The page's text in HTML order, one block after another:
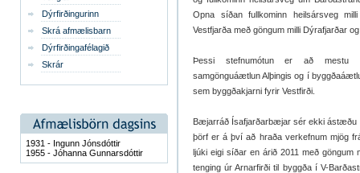
Dýrfirðingurinn
Skrá afmælisbarn
Dýrfirðingafélagið
Skrár
1931 - Ingunn Jónsdóttir
1955 - Jóhanna Gunnarsdóttir
Opna síðan fullkominn heilsársveg
Vestfjarða með göngum milli Dýrafjarðar
Þessi stefnumótun er að mestu
samgönguáætlun Alþingis og í
sem byggðakjarni fyrir Vestfirði.
Bæjarráð Ísafjarðarbæjar sér ekki ástæðu
þörf er á því að hraða verkefnum mjög
ljúki eigi síðar en árið 2011 með göngum
tenging úr Arnarfirði til byggða í V-